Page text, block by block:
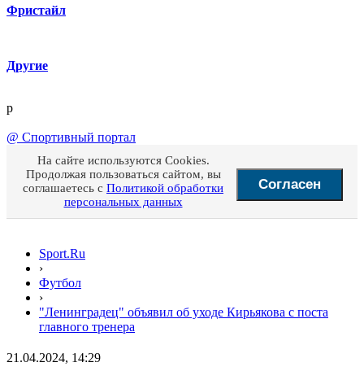
Фристайл
Другие
p
@ Спортивный портал
На сайте используются Cookies.
Продолжая пользоваться сайтом, вы
соглашаетесь с Политикой обработки
персональных данных
Согласен
Sport.Ru
›
Футбол
›
"Ленинградец" объявил об уходе Кирьякова с поста
главного тренера
21.04.2024, 14:29